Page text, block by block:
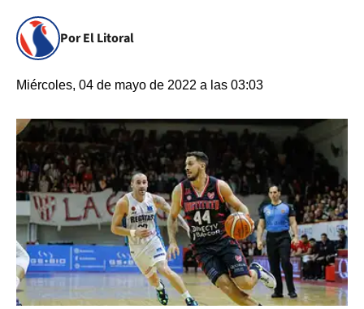
Por El Litoral
Miércoles, 04 de mayo de 2022 a las 03:03